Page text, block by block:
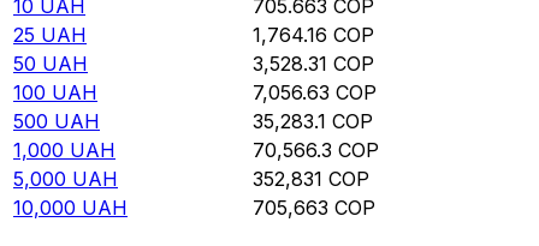
10 UAH 705.663 COP
25 UAH 1,764.16 COP
50 UAH 3,528.31 COP
100 UAH 7,056.63 COP
500 UAH 35,283.1 COP
1,000 UAH 70,566.3 COP
5,000 UAH 352,831 COP
10,000 UAH 705,663 COP